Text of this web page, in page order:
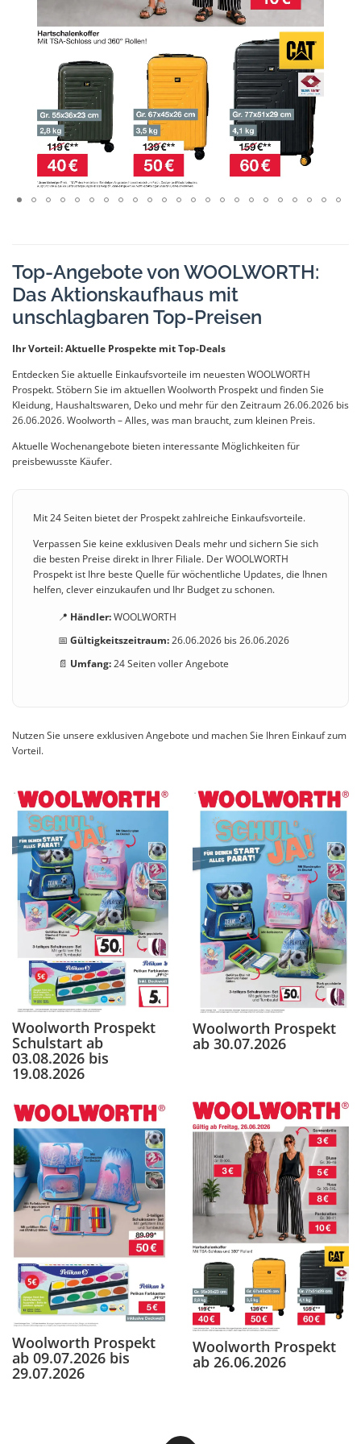
Top-Angebote von WOOLWORTH:
Das Aktionskaufhaus mit
unschlagbaren Top-Preisen
Ihr Vorteil: Aktuelle Prospekte mit Top-Deals
Entdecken Sie aktuelle Einkaufsvorteile im neuesten WOOLWORTH
Prospekt. Stöbern Sie im aktuellen Woolworth Prospekt und finden Sie
Kleidung, Haushaltswaren, Deko und mehr für den Zeitraum 26.06.2026 bis
26.06.2026. Woolworth – Alles, was man braucht, zum kleinen Preis.
Aktuelle Wochenangebote bieten interessante Möglichkeiten für
preisbewusste Käufer.
Mit 24 Seiten bietet der Prospekt zahlreiche Einkaufsvorteile.
Verpassen Sie keine exklusiven Deals mehr und sichern Sie sich
die besten Preise direkt in Ihrer Filiale. Der WOOLWORTH
Prospekt ist Ihre beste Quelle für wöchentliche Updates, die Ihnen
helfen, clever einzukaufen und Ihr Budget zu schonen.
📍 Händler:WOOLWORTH
📅 Gültigkeitszeitraum:26.06.2026 bis 26.06.2026
📄 Umfang:24 Seiten voller Angebote
Nutzen Sie unsere exklusiven Angebote und machen Sie Ihren Einkauf zum
Vorteil.
Woolworth Prospekt
Schulstart ab
03.08.2026 bis
19.08.2026
Woolworth Prospekt
ab 30.07.2026
Woolworth Prospekt
ab 09.07.2026 bis
29.07.2026
Woolworth Prospekt
ab 26.06.2026